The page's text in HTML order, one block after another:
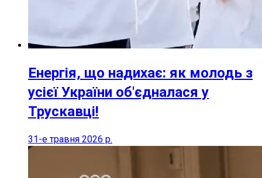
Енергія, що надихає: як молодь з
усієї України об'єдналася у
Трускавці!
31-е травня 2026 р.